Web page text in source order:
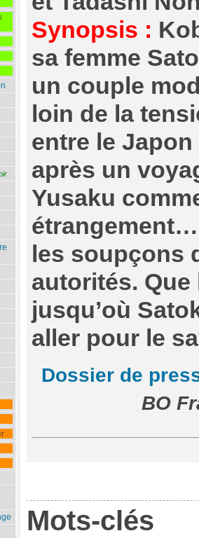
Synopsis :
sa femme
un couple
loin de la
entre le Japon
après un
Yusaku
les soupçons
autorités.
jusqu’où
aller pour le
Dossier de
BO
Mots-clés